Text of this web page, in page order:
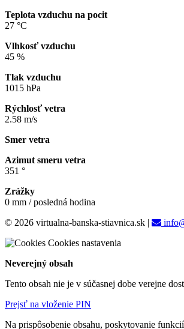
Teplota vzduchu na pocit
27 °C
Vlhkosť vzduchu
45 %
Tlak vzduchu
1015 hPa
Rýchlosť vetra
2.58 m/s
Smer vetra
Azimut smeru vetra
351 °
Zrážky
0 mm / posledná hodina
© 2026 virtualna-banska-stiavnica.sk |
Cookies nastavenia
Neverejný obsah
Tento obsah nie je v súčasnej dobe verejne
Prejsť na vloženie PIN
Na prispôsobenie obsahu, poskytovanie